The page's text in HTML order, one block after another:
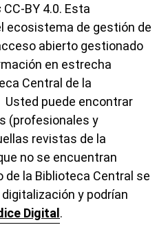
CC-BY 4.0. Esta
ecosistema de gestión de
abierto gestionado
en estrecha
Central de la
Usted puede encontrar
(profesionales y
revistas de la
no se encuentran
la Biblioteca Central se
y podrían
Digital .